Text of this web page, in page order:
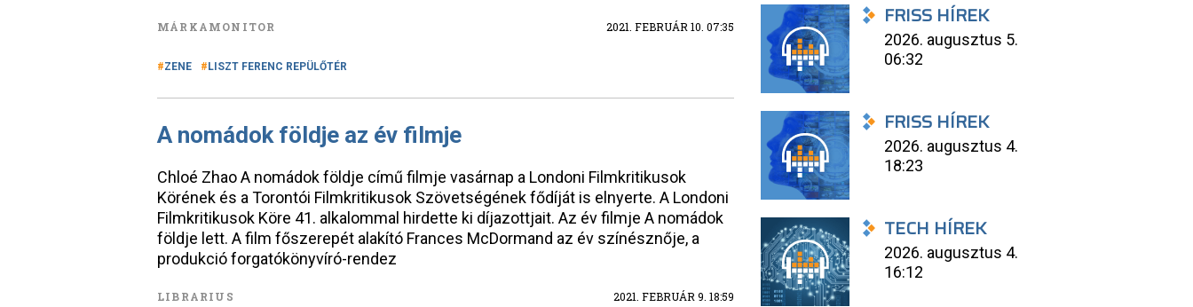
MÁRKAMONITOR 2021. FEBRUÁR 10. 07:35
ZENE LISZT FERENC REPÜLŐTÉR
A nomádok földje az év filmje
Chloé Zhao A nomádok földje című filmje vasárnap a Londoni Filmkritikusok
Körének és a Torontói Filmkritikusok Szövetségének fődíját is elnyerte. A Londoni
Filmkritikusok Köre 41. alkalommal hirdette ki díjazottjait. Az év filmje A nomádok
földje lett. A film főszerepét alakító Frances McDormand az év színésznője, a
produkció forgatókönyvíró-rendez
LIBRARIUS 2021. FEBRUÁR 9. 18:59
FRISS HÍREK
2026. augusztus 5.
06:32
FRISS HÍREK
2026. augusztus 4.
18:23
TECH HÍREK
2026. augusztus 4.
16:12